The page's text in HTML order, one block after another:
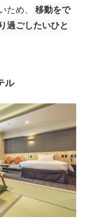
ため、
移動をで
過ごしたいひと
ル